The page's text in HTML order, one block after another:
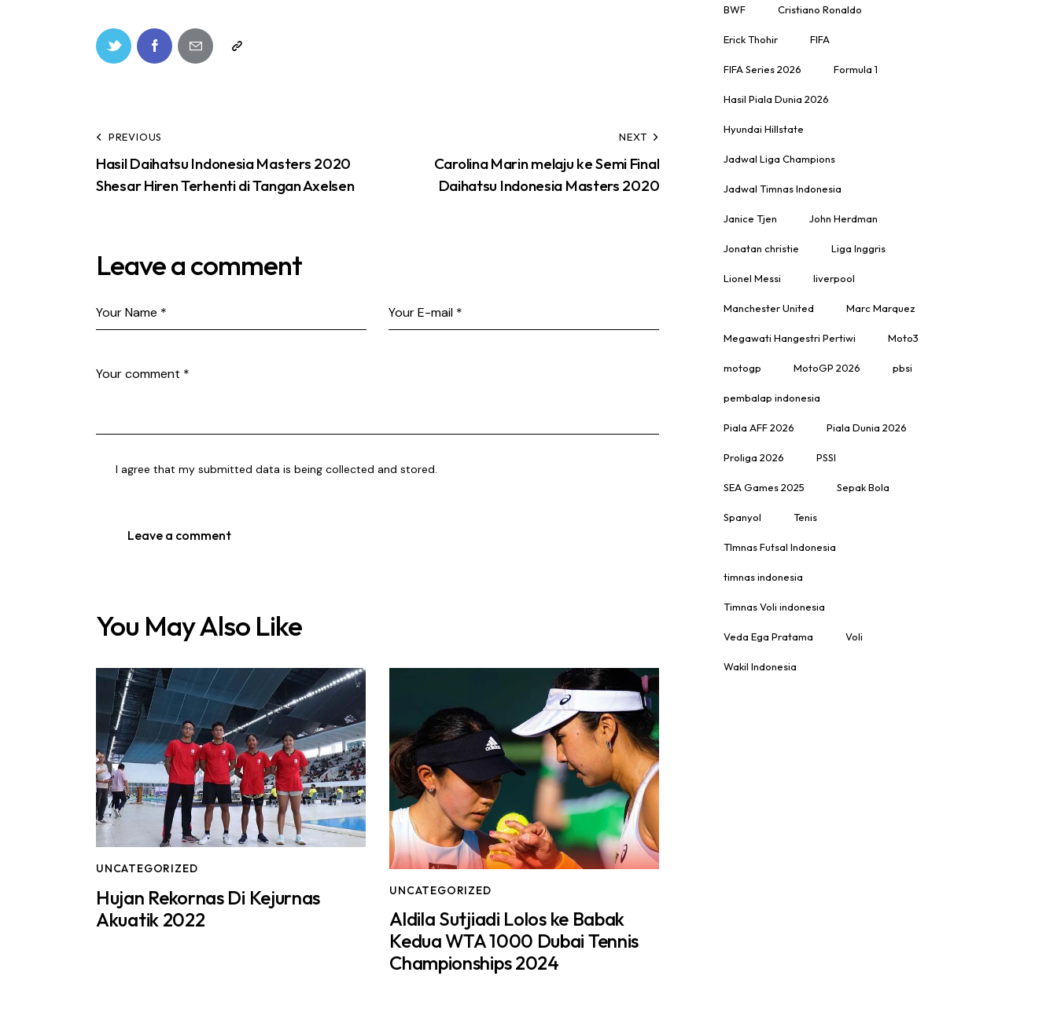
PREVIOUS
Hasil Daihatsu Indonesia Masters 2020
Shesar Hiren Terhenti di Tangan Axelsen
NEXT
Carolina Marin melaju ke Semi Final
Daihatsu Indonesia Masters 2020
Leave a comment
I agree that my submitted data is being collected and stored.
You May Also Like
UNCATEGORIZED
Hujan Rekornas Di Kejurnas
Akuatik 2022
UNCATEGORIZED
Aldila Sutjiadi Lolos ke Babak
Kedua WTA 1000 Dubai Tennis
Championships 2024
BWF Cristiano Ronaldo
Erick Thohir FIFA
FIFA Series 2026 Formula 1
Hasil Piala Dunia 2026
Hyundai Hillstate
Jadwal Liga Champions
Jadwal Timnas Indonesia
Janice Tjen John Herdman
Jonatan christie Liga Inggris
Lionel Messi liverpool
Manchester United Marc Marquez
Megawati Hangestri Pertiwi Moto3
motogp MotoGP 2026 pbsi
pembalap indonesia
Piala AFF 2026 Piala Dunia 2026
Proliga 2026 PSSI
SEA Games 2025 Sepak Bola
Spanyol Tenis
TImnas Futsal Indonesia
timnas indonesia
Timnas Voli indonesia
Veda Ega Pratama Voli
Wakil Indonesia